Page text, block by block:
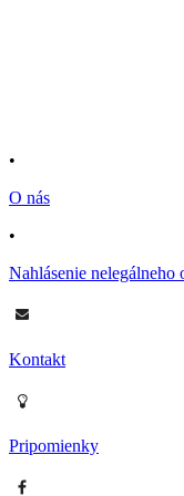
•
O nás
•
Nahlásenie nelegálneho
Kontakt
Pripomienky